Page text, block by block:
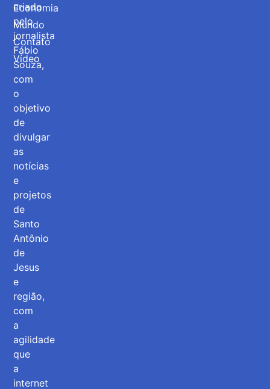
criado
pelo
jornalista
Fábio
Souza,
com
o
objetivo
de
divulgar
as
notícias
e
projetos
de
Santo
Antônio
de
Jesus
e
região,
com
a
agilidade
que
a
internet
Economia
Mundo
Contato
Vídeo